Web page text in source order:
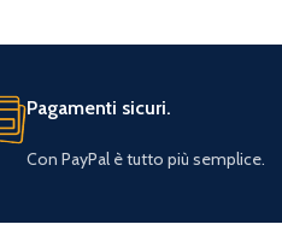
Pagamenti sicuri.
Con PayPal è tutto più semplice.